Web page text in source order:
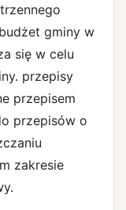
gminy w
się w celu
przepisy
przepisem
przepisów o
zakresie